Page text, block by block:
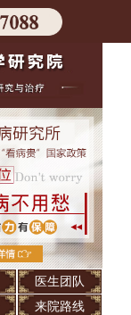
医生团队
来院路线